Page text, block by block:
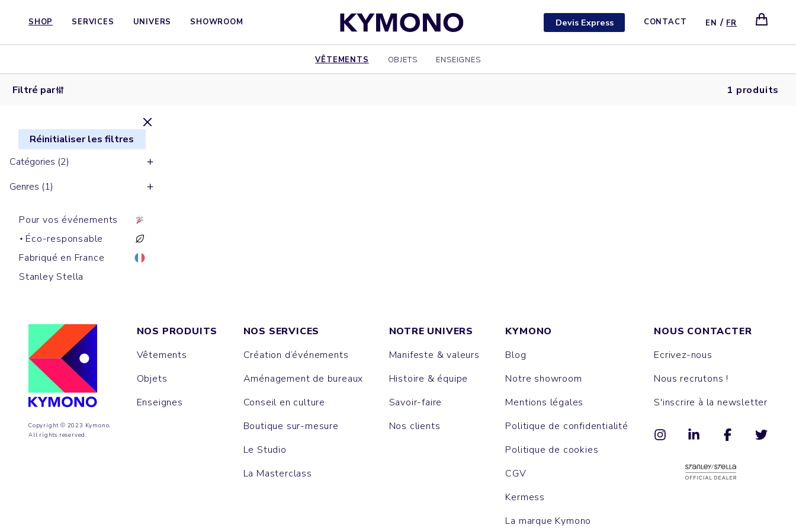
SHOP SERVICES UNIVERS SHOWROOM Devis Express CONTACT EN / FR
VÊTEMENTS OBJETS ENSEIGNES
Filtré par 1 produits
Réinitialiser les filtres
Catégories (2)
Genres (1)
Pour vos événements
Éco-responsable
Fabriqué en France
Stanley Stella
BUCKET
Copyright © 2023 Kymono.
All rights reserved.
NOS PRODUITS
Vêtements
Objets
Enseignes
NOS SERVICES
Création d’événements
Aménagement de bureaux
Conseil en culture
Boutique sur-mesure
Le Studio
La Masterclass
NOTRE UNIVERS
Manifeste & valeurs
Histoire & équipe
Savoir-faire
Nos clients
KYMONO
Blog
Notre showroom
Mentions légales
Politique de confidentialité
Politique de cookies
CGV
Kermess
La marque Kymono
NOUS CONTACTER
Ecrivez-nous
Nous recrutons !
S'inscrire à la newsletter